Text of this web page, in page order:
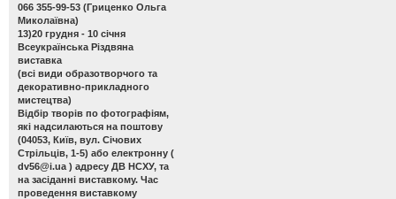
066 355-99-53 (Гриценко Ольга
Миколаївна)
13)20 грудня - 10 січня
Всеукраїнська Різдвяна
виставка
(всі види образотворчого та
декоративно-прикладного
мистецтва)
Відбір творів по фотографіям,
які надсилаються на поштову
(04053, Київ, вул. Січових
Стрільців, 1-5) або електронну (
dv56@i.ua ) адресу ДВ НСХУ, та
на засіданні виставкому. Час
проведення виставкому